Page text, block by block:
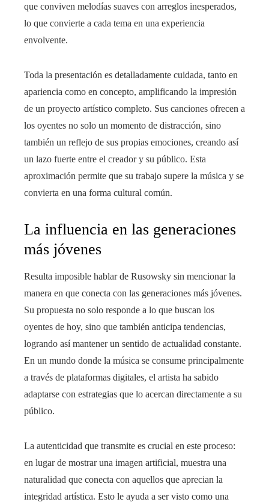
que conviven melodías suaves con arreglos inesperados,
lo que convierte a cada tema en una experiencia
envolvente.
Toda la presentación es detalladamente cuidada, tanto en
apariencia como en concepto, amplificando la impresión
de un proyecto artístico completo. Sus canciones ofrecen a
los oyentes no solo un momento de distracción, sino
también un reflejo de sus propias emociones, creando así
un lazo fuerte entre el creador y su público. Esta
aproximación permite que su trabajo supere la música y se
convierta en una forma cultural común.
La influencia en las generaciones
más jóvenes
Resulta imposible hablar de Rusowsky sin mencionar la
manera en que conecta con las generaciones más jóvenes.
Su propuesta no solo responde a lo que buscan los
oyentes de hoy, sino que también anticipa tendencias,
logrando así mantener un sentido de actualidad constante.
En un mundo donde la música se consume principalmente
a través de plataformas digitales, el artista ha sabido
adaptarse con estrategias que lo acercan directamente a su
público.
La autenticidad que transmite es crucial en este proceso:
en lugar de mostrar una imagen artificial, muestra una
naturalidad que conecta con aquellos que aprecian la
integridad artística. Esto le ayuda a ser visto como una